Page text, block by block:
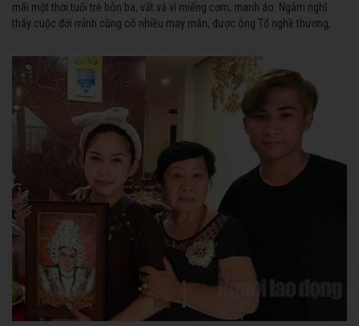
mãi một thời tuổi trẻ bôn ba, vất vả vì miếng cơm, manh áo. Ngẫm nghĩ
thấy cuộc đời mình cũng có nhiều may mắn, được ông Tổ nghề thương,
ngược nhận được những cơ may để từng bước thành danh với nghiệp ca
diễn”.